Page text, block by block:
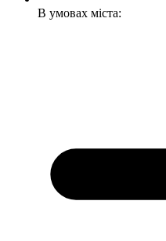
В умовах міста: